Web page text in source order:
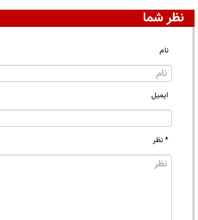
نظر شما
نام
ایمیل
* نظر